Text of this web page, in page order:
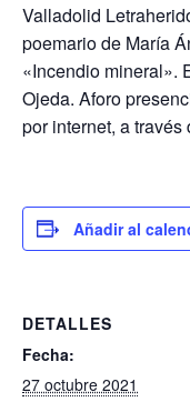
Valladolid
poemario de María
«Incendio mineral».
Ojeda. Aforo
por internet, a
Añadir al
DETALLES
Fecha:
27 octubre 2021